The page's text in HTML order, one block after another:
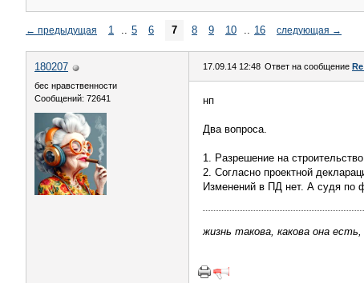
← предыдущая 1 .. 5 6 7 8 9 10 .. 16 следующая →
180207
бес нравственности
Сообщений: 72641
17.09.14 12:48 Ответ на сообщение
нп
Два вопроса.
1. Разрешение на
2. Согласно проектной
Изменений в ПД нет. А судя по
жизнь такова, какова она